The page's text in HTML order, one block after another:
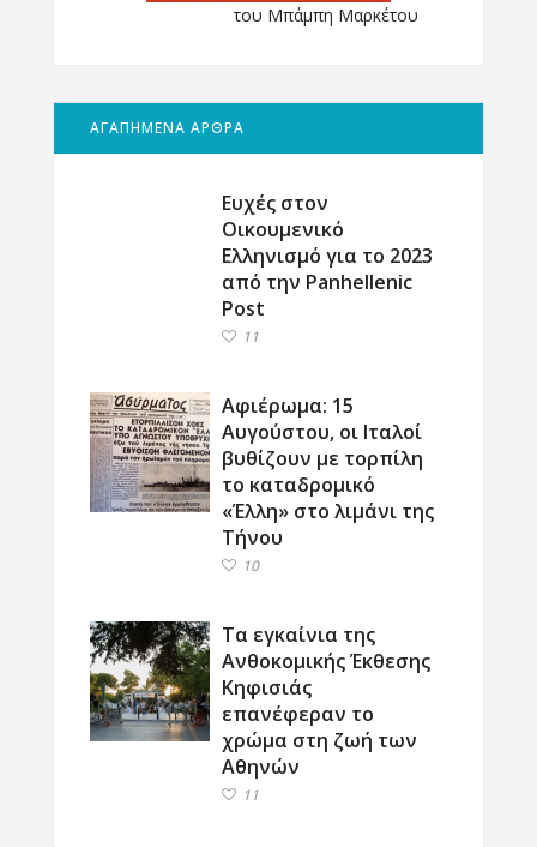
του Μπάμπη Μαρκέτου
ΑΓΑΠΗΜΕΝΑ ΑΡΘΡΑ
Ευχές στον
Οικουμενικό
Ελληνισμό για το 2023
από την Panhellenic
Post
11
Αφιέρωμα: 15
Αυγούστου, οι Ιταλοί
βυθίζουν με τορπίλη
το καταδρομικό
«Έλλη» στο λιμάνι της
Τήνου
10
Τα εγκαίνια της
Ανθοκομικής Έκθεσης
Κηφισιάς
επανέφεραν το
χρώμα στη ζωή των
Αθηνών
11